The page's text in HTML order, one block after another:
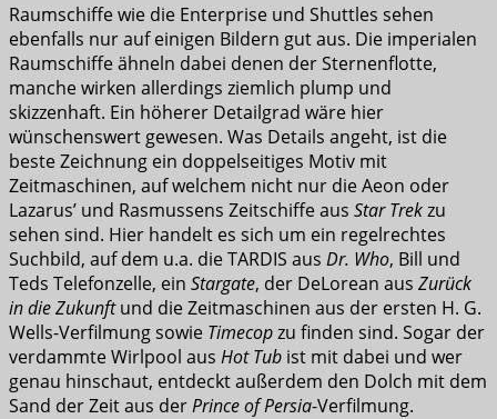
Raumschiffe wie die Enterprise und Shuttles sehen
ebenfalls nur auf einigen Bildern gut aus. Die imperialen
Raumschiffe ähneln dabei denen der Sternenflotte,
manche wirken allerdings ziemlich plump und
skizzenhaft. Ein höherer Detailgrad wäre hier
wünschenswert gewesen. Was Details angeht, ist die
beste Zeichnung ein doppelseitiges Motiv mit
Zeitmaschinen, auf welchem nicht nur die Aeon oder
Lazarus’ und Rasmussens Zeitschiffe aus Star Trekzu
sehen sind. Hier handelt es sich um ein regelrechtes
Suchbild, auf dem u.a. die TARDIS aus Dr. Who, Bill und
Teds Telefonzelle, ein Stargate, der DeLorean aus Zurück
in die Zukunftund die Zeitmaschinen aus der ersten H. G.
Wells-Verfilmung sowie Timecopzu finden sind. Sogar der
verdammte Wirlpool aus Hot Tub ist mit dabei und wer
genau hinschaut, entdeckt außerdem den Dolch mit dem
Sand der Zeit aus derPrince of Persia-Verfilmung.